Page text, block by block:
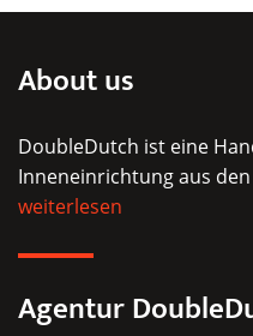
About us
DoubleDutch ist eine
Inneneinrichtung aus
weiterlesen
Agentur